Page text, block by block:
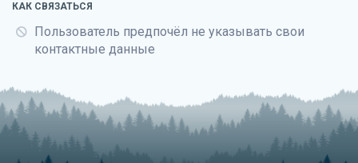
КАК СВЯЗАТЬСЯ
Пользователь предпочёл не указывать свои
контактные данные